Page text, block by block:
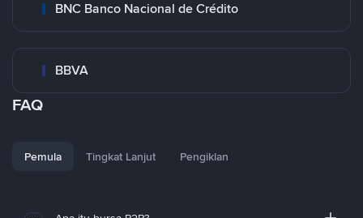
BNC Banco Nacional de Crédito
BBVA
FAQ
Pemula Tingkat Lanjut Pengiklan